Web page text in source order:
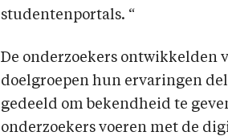
studentenportals. “
De onderzoekers ontwikkelden
doelgroepen hun ervaringen
gedeeld om bekendheid te
onderzoekers voeren met de